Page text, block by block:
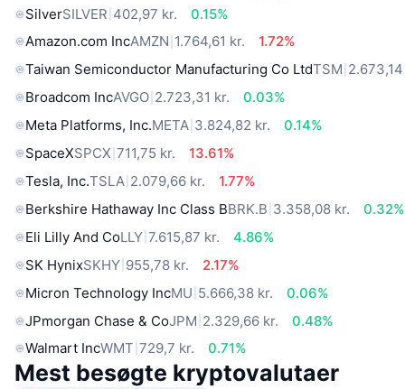
SilverSILVER 402,97 kr.
0.15%
Amazon.com IncAMZN 1.764,61 kr.
1.72%
Taiwan Semiconductor Manufacturing Co LtdTSM
Broadcom IncAVGO 2.723,31 kr.
0.03%
Meta Platforms, Inc.META 3.824,82 kr.
0.14%
SpaceXSPCX 711,75 kr.
13.61%
Tesla, Inc.TSLA 2.079,66 kr.
1.77%
Berkshire Hathaway Inc Class BBRK.B 3.358,08 kr.
0.32%
Eli Lilly And CoLLY 7.615,87 kr.
4.86%
SK HynixSKHY 955,78 kr.
2.17%
Micron Technology IncMU 5.666,38 kr.
0.06%
JPmorgan Chase & CoJPM 2.329,66 kr.
0.48%
Walmart IncWMT 729,7 kr. 0.71%
Mest besøgte kryptovalutaer